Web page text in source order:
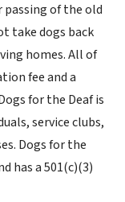
of the old
take dogs back
homes. All of
fee and a
for the Deaf is
service clubs,
Dogs for the
has a 501(c)(3)